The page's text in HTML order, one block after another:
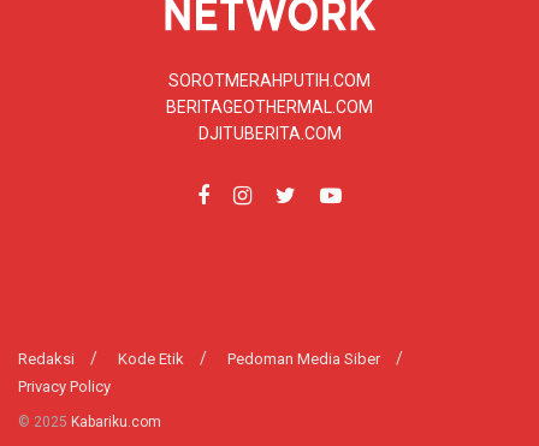
SOROTMERAHPUTIH.COM
BERITAGEOTHERMAL.COM
DJITUBERITA.COM
Redaksi Kode Etik
Pedoman Media Siber
Privacy Policy
© 2025 Kabariku.com